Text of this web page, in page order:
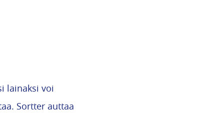
lainaksi voi
Sortter auttaa